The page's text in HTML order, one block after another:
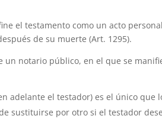
el testamento como un acto
de su muerte (Art. 1295).
un notario público, en el que se
adelante el testador) es el único
sustituirse por otro si el testador